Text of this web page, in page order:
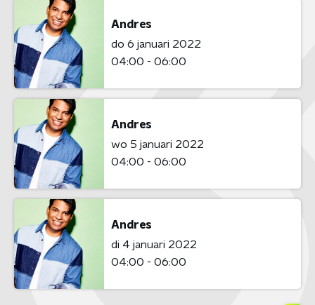
Andres
do 6 januari 2022
04:00 - 06:00
Andres
wo 5 januari 2022
04:00 - 06:00
Andres
di 4 januari 2022
04:00 - 06:00